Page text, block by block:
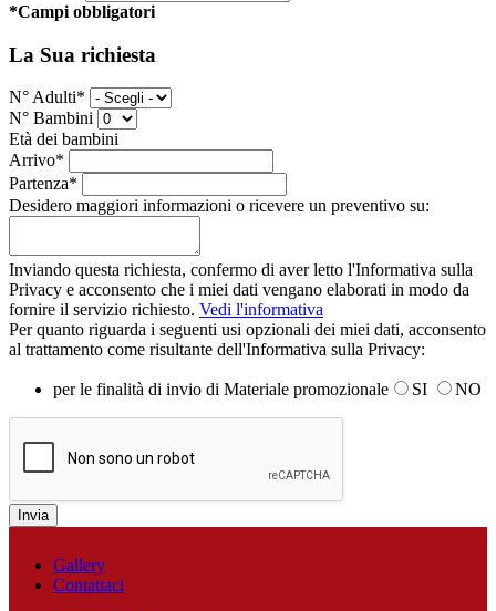
*Campi obbligatori
La Sua richiesta
N° Adulti*
N° Bambini
Età dei bambini
Arrivo*
Partenza*
Desidero maggiori informazioni o ricevere un preventivo su:
Inviando questa richiesta, confermo di aver letto l'Informativa sulla
Privacy e acconsento che i miei dati vengano elaborati in modo da
fornire il servizio richiesto. Vedi l'informativa
Per quanto riguarda i seguenti usi opzionali dei miei dati, acconsento
al trattamento come risultante dell'Informativa sulla Privacy:
per le finalità di invio di Materiale promozionale SI NO
Gallery
Contattaci